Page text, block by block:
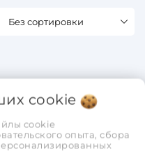
Без сортировки
cookie
cookie
опыта, сбора